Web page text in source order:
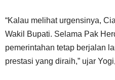
“Kalau melihat urgensinya,
Wakil Bupati. Selama Pak
pemerintahan tetap berjalan
prestasi yang diraih,” ujar